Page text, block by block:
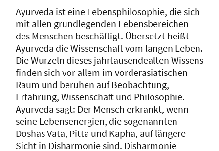
Ayurveda ist eine Lebensphilosophie, die sich
mit allen grundlegenden Lebensbereichen
des Menschen beschäftigt. Übersetzt heißt
Ayurveda die Wissenschaft vom langen Leben.
Die Wurzeln dieses jahrtausendealten Wissens
finden sich vor allem im vorderasiatischen
Raum und beruhen auf Beobachtung,
Erfahrung, Wissenschaft und Philosophie.
Ayurveda sagt: Der Mensch erkrankt, wenn
seine Lebensenergien, die sogenannten
Doshas Vata, Pitta und Kapha, auf längere
Sicht in Disharmonie sind. Disharmonie